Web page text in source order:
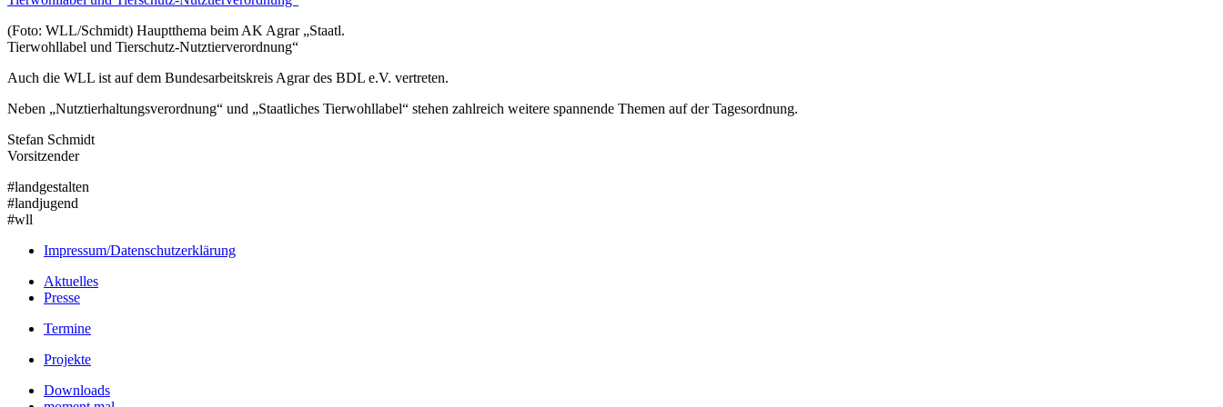
(Foto: WLL/Schmidt) Hauptthema beim AK Agrar „Staatl.
Tierwohllabel und Tierschutz-Nutztierverordnung“
Auch die WLL ist auf dem Bundesarbeitskreis Agrar des BDL e.V. vertreten.
Neben „Nutztierhaltungsverordnung“ und „Staatliches Tierwohllabel“ stehen zahlreich weitere spannende Themen auf der Tagesordnung.
Stefan Schmidt
Vorsitzender
#landgestalten
#landjugend
#wll
Impressum/Datenschutzerklärung
Aktuelles
Presse
Termine
Projekte
Downloads